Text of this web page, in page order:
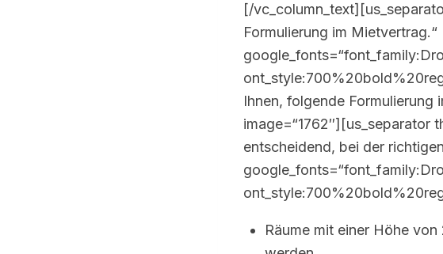
[/
Formulierung im Mietvertrag.“
Ihnen, folgende
image=“1762″][us_separator
entscheidend, bei der
Räume mit einer Höhe